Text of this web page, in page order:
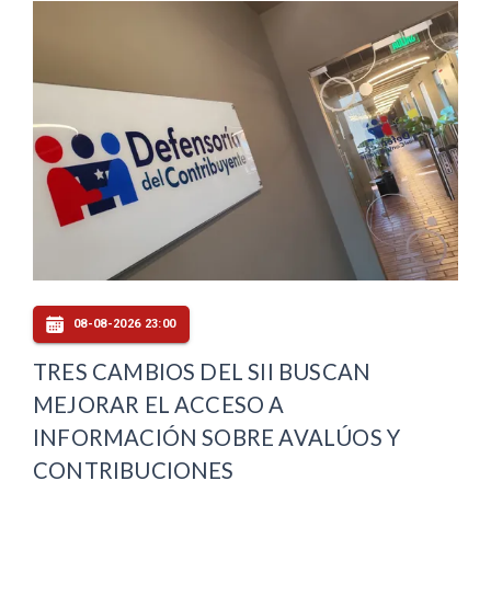
08-08-2026 23:00
TRES CAMBIOS DEL SII BUSCAN
MEJORAR EL ACCESO A
INFORMACIÓN SOBRE AVALÚOS Y
CONTRIBUCIONES